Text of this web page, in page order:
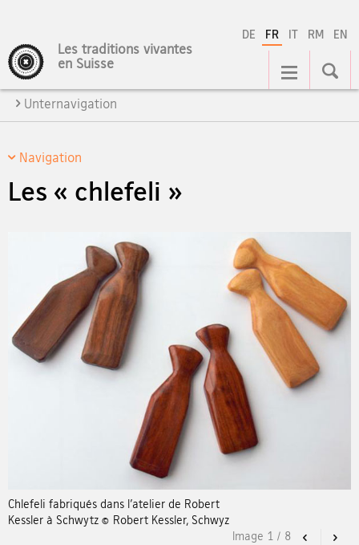
DE FR IT RM EN
Les traditions vivantes
en Suisse
Navigation
Unternavigation
Navigation
Les « chlefeli »
Chlefeli fabriqués dans l’atelier de Robert
Kessler à Schwytz © Robert Kessler, Schwyz
Previous
Image 1 / 8